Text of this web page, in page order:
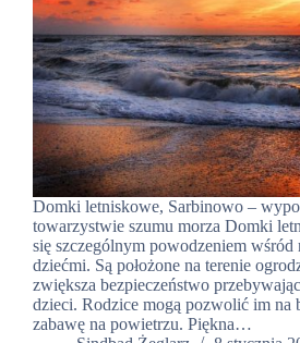
Domki letniskowe, Sarbinowo –
towarzystwie szumu morza Domki
się szczególnym powodzeniem wśród
dziećmi. Są położone na terenie
zwiększa bezpieczeństwo
dzieci. Rodzice mogą pozwolić im na
zabawę na powietrzu. Piękna…